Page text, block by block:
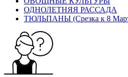
ОДНОЛЕТНЯЯ РАССАДА
ТЮЛЬПАНЫ (Срезка к 8